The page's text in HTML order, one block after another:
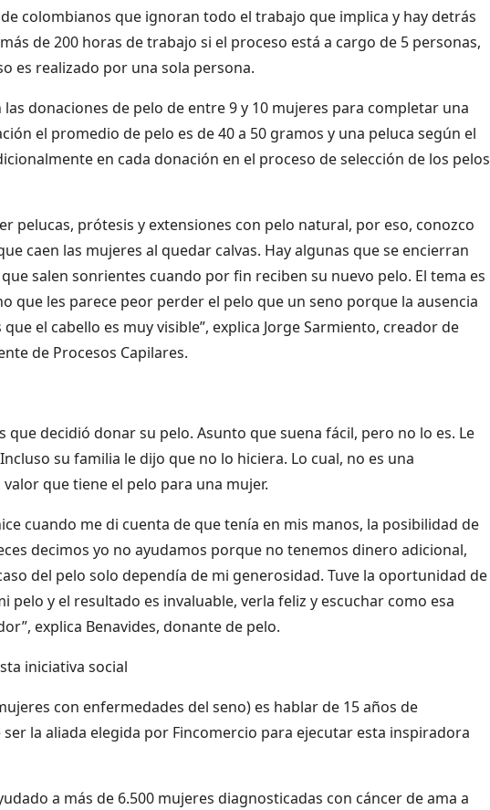
colombianos que ignoran todo el trabajo que implica y hay detrás
de 200 horas de trabajo si el proceso está a cargo de 5 personas,
es realizado por una sola persona.
donaciones de pelo de entre 9 y 10 mujeres para completar una
el promedio de pelo es de 40 a 50 gramos y una peluca según el
en cada donación en el proceso de selección de los pelos
pelucas, prótesis y extensiones con pelo natural, por eso, conozco
caen las mujeres al quedar calvas. Hay algunas que se encierran
salen sonrientes cuando por fin reciben su nuevo pelo. El tema es
que les parece peor perder el pelo que un seno porque la ausencia
el cabello es muy visible”, explica Jorge Sarmiento, creador de
de Procesos Capilares.
que decidió donar su pelo. Asunto que suena fácil, pero no lo es. Le
su familia le dijo que no lo hiciera. Lo cual, no es una
que tiene el pelo para una mujer.
cuando me di cuenta de que tenía en mis manos, la posibilidad de
decimos yo no ayudamos porque no tenemos dinero adicional,
del pelo solo dependía de mi generosidad. Tuve la oportunidad de
pelo y el resultado es invaluable, verla feliz y escuchar como esa
explica Benavides, donante de pelo.
iniciativa social
con enfermedades del seno) es hablar de 15 años de
la aliada elegida por Fincomercio para ejecutar esta inspiradora
a más de 6.500 mujeres diagnosticadas con cáncer de ama a